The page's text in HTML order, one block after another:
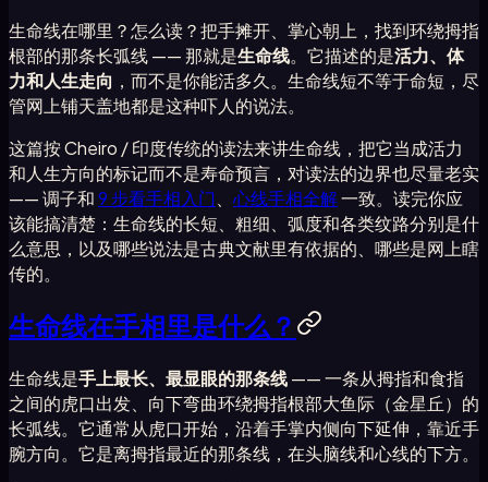
生命线在哪里？怎么读？把手摊开、掌心朝上，找到环绕拇指
根部的那条长弧线 —— 那就是生命线。它描述的是活力、体
力和人生走向 ，而不是你能活多久。生命线短不等于命短，尽
管网上铺天盖地都是这种吓人的说法。
这篇按 Cheiro / 印度传统的读法来讲生命线，把它当成活力
和人生方向的标记而不是寿命预言，对读法的边界也尽量老实
—— 调子和9 步看手相入门 心线手相全解一致。读完你应
该能搞清楚：生命线的长短、粗细、弧度和各类纹路分别是什
么意思，以及哪些说法是古典文献里有依据的、哪些是网上瞎
传的。
生命线在手相里是什么？
生命线是手上最长、最显眼的那条线—— 一条从拇指和食指
之间的虎口出发、向下弯曲环绕拇指根部大鱼际（金星丘）的
长弧线。它通常从虎口开始，沿着手掌内侧向下延伸，靠近手
腕方向。它是离拇指最近的那条线，在头脑线和心线的下方。